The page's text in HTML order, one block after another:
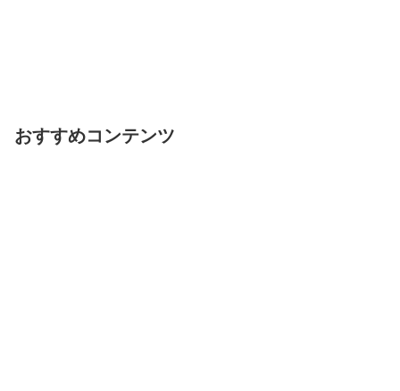
おすすめコンテンツ